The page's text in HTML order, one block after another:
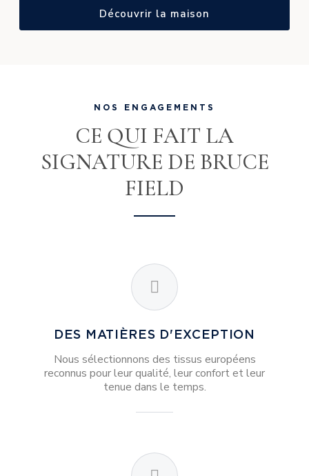
Découvrir la maison
NOS ENGAGEMENTS
CE QUI FAIT LA
SIGNATURE DE BRUCE
FIELD
DES MATIÈRES D'EXCEPTION
Nous sélectionnons des tissus européens
reconnus pour leur qualité, leur confort et leur
tenue dans le temps.